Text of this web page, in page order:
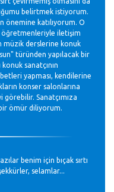
belirtmek istiyorum.
önemine katılıyorum. O
öğretmenleriyle iletişim
müzik derslerine konuk
türünden yapılacak bir
sanatçının
yapması, kendilerine
konser salonlarına
görebilir. Sanatçımıza
ömür diliyorum.
benim için bıçak sırtı
selamlar...